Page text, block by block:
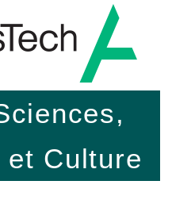
et Culture